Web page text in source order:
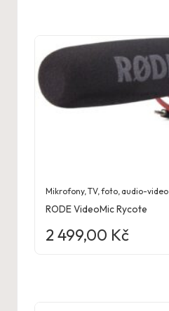
Mikrofony,TV, foto, audio-video
RODE VideoMic Rycote
2 499,00 Kč